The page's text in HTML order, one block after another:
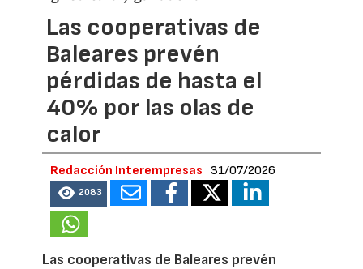
Las cooperativas de
Baleares prevén
pérdidas de hasta el
40% por las olas de
calor
Redacción Interempresas 31/07/2026
2083
Las cooperativas de Baleares prevén